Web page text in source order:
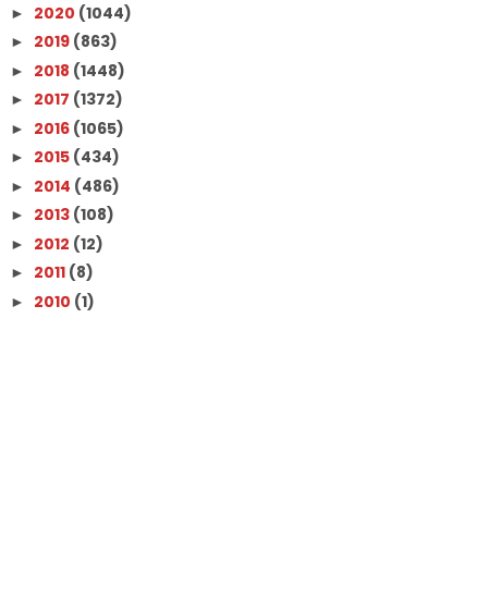
► 2020 (1044)
► 2019 (863)
► 2018 (1448)
► 2017 (1372)
► 2016 (1065)
► 2015 (434)
► 2014 (486)
► 2013 (108)
► 2012 (12)
► 2011 (8)
► 2010 (1)